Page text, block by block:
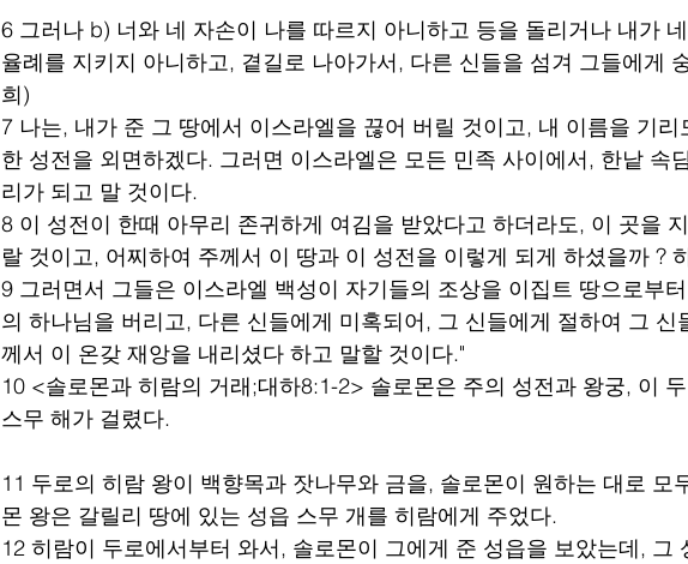
6 그러나 b) 너와 네 자손이 나를 따르지 아니하고 등을 돌리거나 내가
율례를 지키지 아니하고, 곁길로 나아가서, 다른 신들을 섬겨 그들에게
희)
7 나는, 내가 준 그 땅에서 이스라엘을 끊어 버릴 것이고, 내 이름을 기리
한 성전을 외면하겠다. 그러면 이스라엘은 모든 민족 사이에서, 한낱 속
리가 되고 말 것이다.
8 이 성전이 한때 아무리 존귀하게 여김을 받았다고 하더라도, 이 곳을
랄 것이고, 어찌하여 주께서 이 땅과 이 성전을 이렇게 되게 하셨을까 ?
9 그러면서 그들은 이스라엘 백성이 자기들의 조상을 이집트 땅으로부
의 하나님을 버리고, 다른 신들에게 미혹되어, 그 신들에게 절하여 그 신
께서 이 온갖 재앙을 내리셨다 하고 말할 것이다."
10 <솔로몬과 히람의 거래;대하8:1-2> 솔로몬은 주의 성전과 왕궁, 이
스무 해가 걸렸다.
11 두로의 히람 왕이 백향목과 잣나무와 금을, 솔로몬이 원하는 대로 모
몬 왕은 갈릴리 땅에 있는 성읍 스무 개를 히람에게 주었다.
12 히람이 두로에서부터 와서, 솔로몬이 그에게 준 성읍을 보았는데, 그